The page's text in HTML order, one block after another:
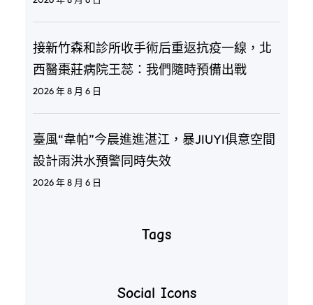
接新竹森和診所收手術后重返抗疫一線，北
西醫棗莊病院王蕊：我們隨時預備出戰
2026 年 8 月 6 日
臺風“韋帕”今晨進進湛江，暴JIUYI俱意空間
設計雨洪水預警同時失效
2026 年 8 月 6 日
Tags
Social Icons